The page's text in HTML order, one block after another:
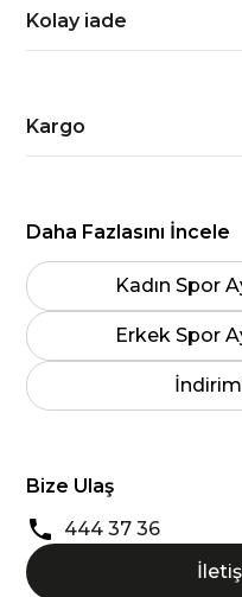
Kolay iade
Kargo
Daha Fazlasını İncele
Kadın Spor
Erkek Spor
Bize Ulaş
444 37 36